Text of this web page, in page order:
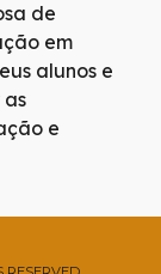
de
em
alunos e
as
e